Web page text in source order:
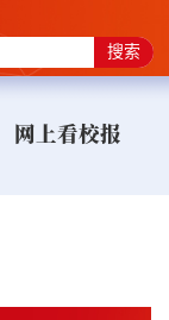
网上看校报